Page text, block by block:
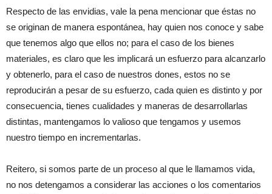
Respecto de las envidias, vale la pena mencionar que éstas no
se originan de manera espontánea, hay quien nos conoce y sabe
que tenemos algo que ellos no; para el caso de los bienes
materiales, es claro que les implicará un esfuerzo para alcanzarlo
y obtenerlo, para el caso de nuestros dones, estos no se
reproducirán a pesar de su esfuerzo, cada quien es distinto y por
consecuencia, tienes cualidades y maneras de desarrollarlas
distintas, mantengamos lo valioso que tengamos y usemos
nuestro tiempo en incrementarlas.
Reitero, si somos parte de un proceso al que le llamamos vida,
no nos detengamos a considerar las acciones o los comentarios